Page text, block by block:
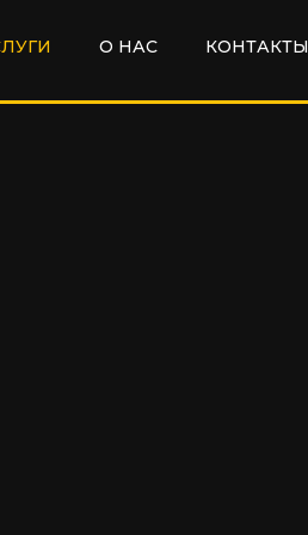
О НАС КОНТАКТЫ